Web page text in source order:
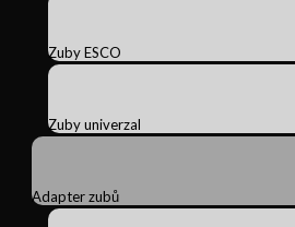
Zuby ESCO
Zuby univerzal
Adapter zubů